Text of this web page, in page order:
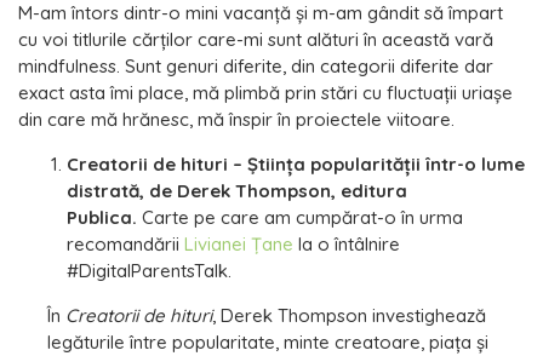
M-am întors dintr-o mini vacanţă şi m-am gândit să împart
cu voi titlurile cărţilor care-mi sunt alături în această vară
mindfulness. Sunt genuri diferite, din categorii diferite dar
exact asta îmi place, mă plimbă prin stări cu fluctuaţii uriaşe
din care mă hrănesc, mă înspir în proiectele viitoare.
Creatorii de hituri – Ştiinţa popularităţii într-o lume
distrată, de Derek Thompson, editura
Publica. Carte pe care am cumpărat-o în urma
recomandării Livianei Ţane la o întâlnire
#DigitalParentsTalk.
În Creatorii de hituri, Derek Thompson investighează
legăturile între popularitate, minte creatoare, piaţa şi